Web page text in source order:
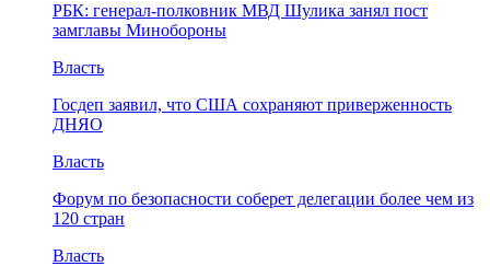
РБК: генерал-полковник МВД Шулика занял пост
замглавы Минобороны
Власть
Госдеп заявил, что США сохраняют приверженность
ДНЯО
Власть
Форум по безопасности соберет делегации более чем из
120 стран
Власть